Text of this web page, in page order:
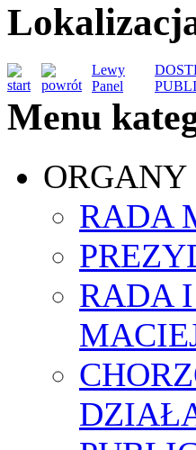
Lewy
Panel
Menu
RADA
RADA